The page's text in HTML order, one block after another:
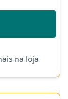
na loja